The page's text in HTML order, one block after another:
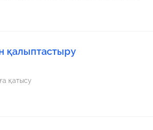
қалыптастыру
қатысу